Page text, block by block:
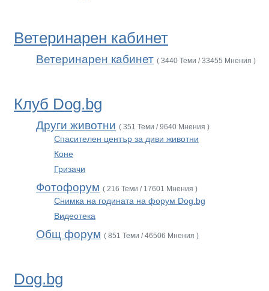
Ветеринарен кабинет
Ветеринарен кабинет ( 3440 Теми / 33455 Мнения )
Клуб Dog.bg
Други животни ( 351 Теми / 9640 Мнения )
Спасителен център за диви животни
Коне
Гризачи
Фотофорум ( 216 Теми / 17601 Мнения )
Снимка на годината на форум Dog.bg
Видеотека
Общ форум ( 851 Теми / 46506 Мнения )
Dog.bg